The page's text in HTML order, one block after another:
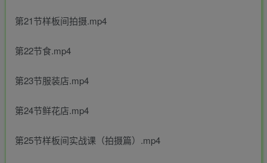
第21节样板间拍摄.mp4
第22节食.mp4
第23节服装店.mp4
第24节鲜花店.mp4
第25节样板间实战课（拍摄篇）.mp4